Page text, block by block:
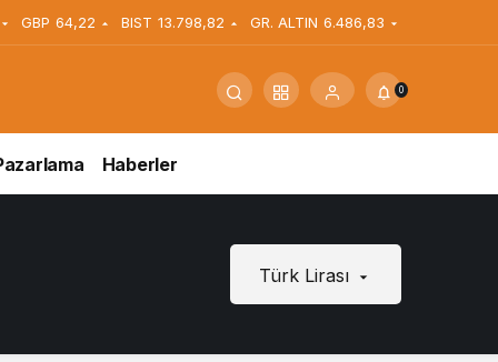
GBP 64,22 BIST 13.798,82 GR. ALTIN 6.486,83
0
Haberler
Türk Lirası